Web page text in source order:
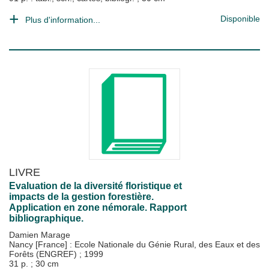
Plus d'information... Disponible
LIVRE
Evaluation de la diversité floristique et
impacts de la gestion forestière.
Application en zone némorale. Rapport
bibliographique.
Damien Marage
Nancy [France] : Ecole Nationale du Génie Rural, des Eaux et des
Forêts (ENGREF) ; 1999
31 p. ; 30 cm